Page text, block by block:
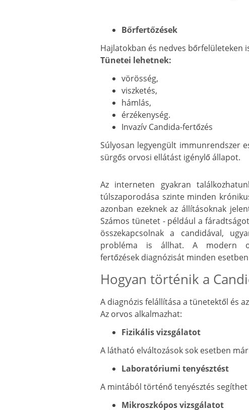
Bőrfertőzések
Hajlatokban és nedves bőrfelületeken
Tünetei lehetnek:
vörösség,
viszketés,
hámlás,
érzékenység.
Invazív Candida-fertőzés
Súlyosan legyengült immunrendszer
sürgős orvosi ellátást igénylő állapot.
Az interneten gyakran
túlszaporodása szinte minden
azonban ezeknek az állításoknak
Számos tünetet - például a
összekapcsolnak a candidával,
probléma is állhat. A modern
fertőzések diagnózisát minden
Hogyan történik a
A diagnózis felállítása a tünetektől és
Az orvos alkalmazhat:
Fizikális vizsgálatot
A látható elváltozások sok esetben
Laboratóriumi tenyésztést
A mintából történő tenyésztés
Mikroszkópos vizsgálatot